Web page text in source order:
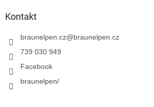
Kontakt
braunelpen.cz@braunelpen.cz
739 030 949
Facebook
braunelpen/